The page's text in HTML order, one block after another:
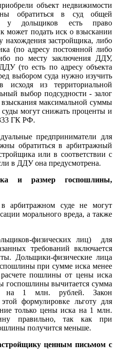
объект недвижимости
обратиться в суд общей
дольщиков есть право
может подать иск о взыскании
застройщика, либо
(по адресу постоянной либо
по месту заключения ДДУ,
(то есть по адресу объекта
выбором суда нужно изучить
исходя из территориальной
выбор подсудности - залог
максимальной суммы
могут снижать проценты и
ГК РФ.
предприниматели для
обратиться в арбитражный
или в соответствии с
в ДДУ она предусмотрена.
и размер госпошлины,
суде не могут
морального вреда, а также
физических лиц) для
требований включается
Дольщики-физические лица
при сумме иска менее
пошлины от цены иска
госпошлины вычитается сумма
на 1 млн. рублей. Закон
формулировке льготу для
только цены иска на 1 млн.
правильно, так как при
получится меньше.
ценным письмом с